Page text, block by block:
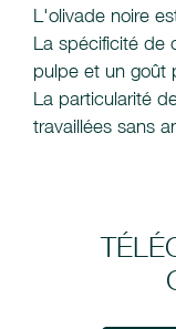
L'olivade noire
La spécificité de
pulpe et un goût
La particularité
travaillées sans